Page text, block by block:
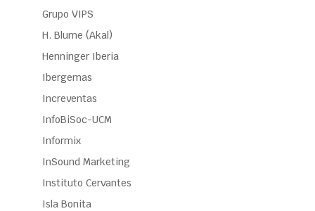
Grupo VIPS
H. Blume (Akal)
Henninger Iberia
Ibergemas
Increventas
InfoBiSoc-UCM
Informix
InSound Marketing
Instituto Cervantes
Isla Bonita